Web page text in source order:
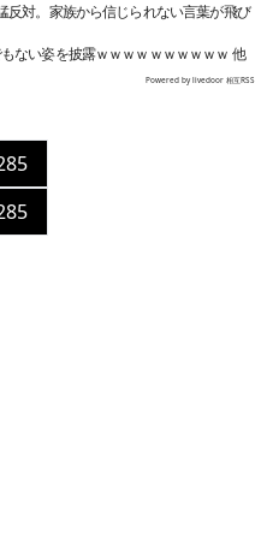
対。家族から信じられない言葉が飛び
ない姿を披露ｗｗｗｗｗｗｗｗｗｗ 他
Powered by livedoor 相互RSS